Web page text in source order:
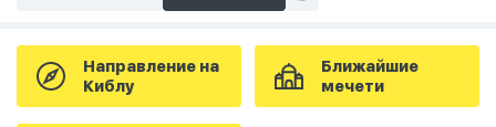
Направление на
Киблу
Ближайшие
мечети